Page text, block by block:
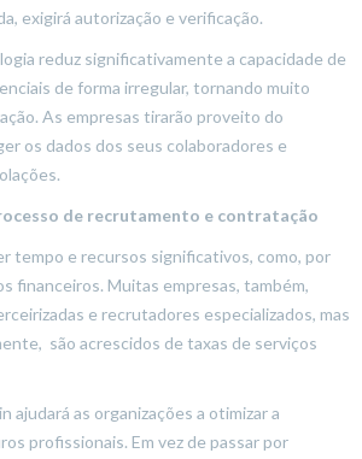
exigirá autorização e verificação.
reduz significativamente a capacidade de
de forma irregular, tornando muito
As empresas tirarão proveito do
os dados dos seus colaboradores e
de recrutamento e contratação
tempo e recursos significativos, como, por
financeiros. Muitas empresas, também,
e recrutadores especializados, mas
são acrescidos de taxas de serviços
ajudará as organizações a otimizar a
profissionais. Em vez de passar por